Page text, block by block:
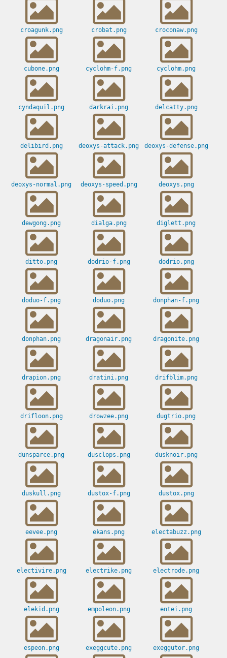
croagunk.png crobat.png croconaw.png
cubone.png cyclohm-f.png cyclohm.png
cyndaquil.png darkrai.png delcatty.png
delibird.png deoxys-attack.png deoxys-defense.png
deoxys-normal.png deoxys-speed.png deoxys.png
dewgong.png dialga.png diglett.png
ditto.png dodrio-f.png dodrio.png
doduo-f.png doduo.png donphan-f.png
donphan.png dragonair.png dragonite.png
drapion.png dratini.png drifblim.png
drifloon.png drowzee.png dugtrio.png
dunsparce.png dusclops.png dusknoir.png
duskull.png dustox-f.png dustox.png
eevee.png ekans.png electabuzz.png
electivire.png electrike.png electrode.png
elekid.png empoleon.png entei.png
espeon.png exeggcute.png exeggutor.png